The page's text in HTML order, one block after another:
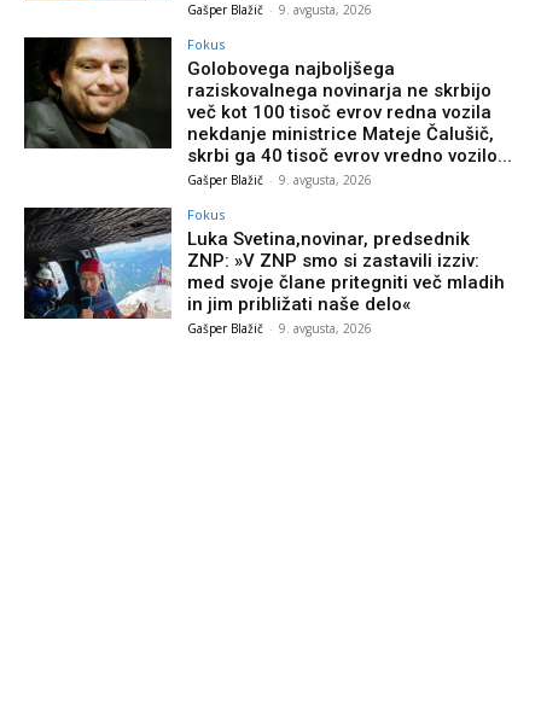
Gašper Blažič - 9. avgusta, 2026
Fokus
Golobovega najboljšega
raziskovalnega novinarja ne skrbijo
več kot 100 tisoč evrov redna vozila
nekdanje ministrice Mateje Čalušič,
skrbi ga 40 tisoč evrov vredno vozilo...
Gašper Blažič - 9. avgusta, 2026
Fokus
Luka Svetina,novinar, predsednik
ZNP: »V ZNP smo si zastavili izziv:
med svoje člane pritegniti več mladih
in jim približati naše delo«
Gašper Blažič - 9. avgusta, 2026